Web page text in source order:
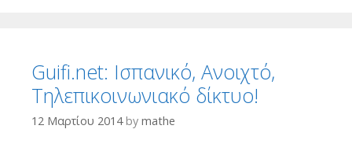
Guifi.net: Ισπανικό, Ανοιχτό,
Τηλεπικοινωνιακό δίκτυο!
12 Μαρτίου 2014 by mathe